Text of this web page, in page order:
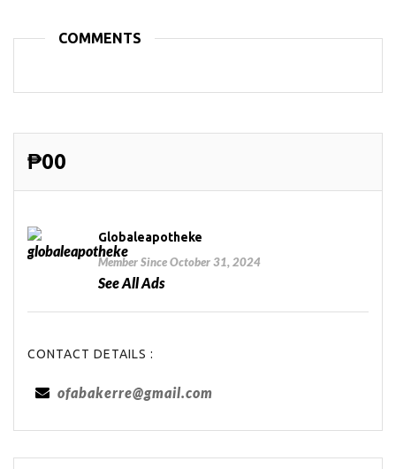
COMMENTS
₱00
Globaleapotheke
Member Since October 31, 2024
See All Ads
CONTACT DETAILS :
ofabakerre@gmail.com